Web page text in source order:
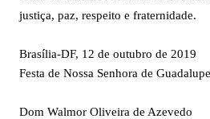
justiça, paz, respeito e fraternidade.
Brasília-DF, 12 de outubro de 2019
Festa de Nossa Senhora de Guadalupe
Dom Walmor Oliveira de Azevedo